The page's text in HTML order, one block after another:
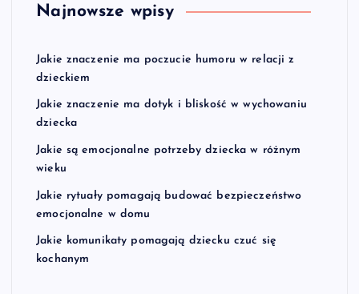
Najnowsze wpisy
Jakie znaczenie ma poczucie humoru w relacji z
dzieckiem
Jakie znaczenie ma dotyk i bliskość w wychowaniu
dziecka
Jakie są emocjonalne potrzeby dziecka w różnym
wieku
Jakie rytuały pomagają budować bezpieczeństwo
emocjonalne w domu
Jakie komunikaty pomagają dziecku czuć się
kochanym